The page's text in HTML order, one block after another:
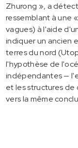
Zhurong », a
ressemblant à une
vagues) à l'aide
indiquer un ancien
terres du nord
l'hypothèse de
indépendantes —
et les structures
vers la même